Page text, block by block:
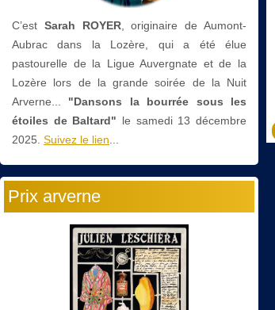
C’est Sarah ROYER, originaire de Aumont-
Aubrac dans la Lozère, qui a été élue
pastourelle de la Ligue Auvergnate et de la
Lozère lors de la grande soirée de la Nuit
Arverne...
"Dansons la bourrée sous les
étoiles de Baltard" le samedi 13 décembre
2025. Suivez le lien
Prix arverne